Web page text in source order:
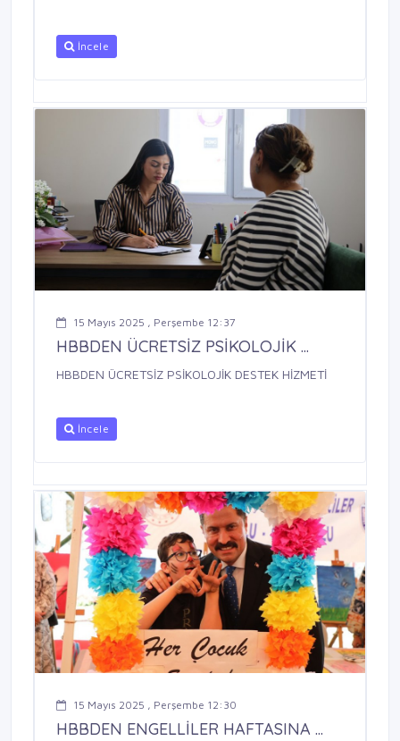
İncele
15 Mayıs 2025 , Perşembe 12:37
HBBDEN ÜCRETSİZ PSİKOLOJİK ...
HBBDEN ÜCRETSİZ PSİKOLOJİK DESTEK HİZMETİ
İncele
15 Mayıs 2025 , Perşembe 12:30
HBBDEN ENGELLİLER HAFTASINA ...